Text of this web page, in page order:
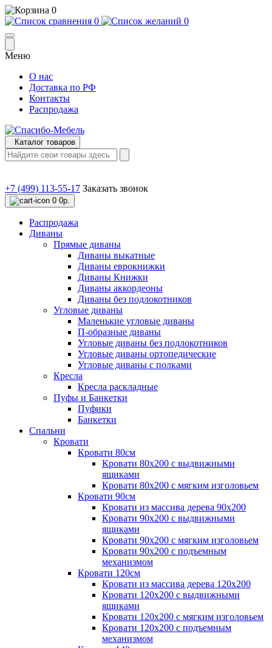
0
0
0
Меню
О нас
Доставка по РФ
Контакты
Распродажа
Каталог товаров
+7 (499) 113-55-17 Заказать звонок
0 0р.
Распродажа
Диваны
Прямые диваны
Диваны выкатные
Диваны еврокнижки
Диваны Книжки
Диваны аккордеоны
Диваны без подлокотников
Угловые диваны
Маленькие угловые диваны
П-образные диваны
Угловые диваны без подлокотников
Угловые диваны ортопедические
Угловые диваны с полками
Кресла
Кресла раскладные
Пуфы и Банкетки
Пуфики
Банкетки
Спальни
Кровати
Кровати 80см
Кровати 80х200 с выдвижными
ящиками
Кровати 80х200 с мягким изголовьем
Кровати 90см
Кровати из массива дерева 90х200
Кровати 90х200 с выдвижными
ящиками
Кровати 90х200 с мягким изголовьем
Кровати 90х200 с подъемным
механизмом
Кровати 120см
Кровати из массива дерева 120х200
Кровати 120х200 с выдвижными
ящиками
Кровати 120х200 с мягким изголовьем
Кровати 120х200 с подъемным
механизмом